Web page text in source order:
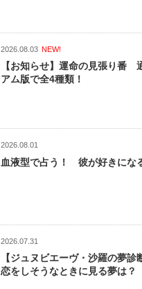
2026.08.03 NEW!
【お知らせ】運命の見張り番
アム版で全4種類！
2026.08.01
血液型で占う！ 彼が好きにな
2026.07.31
【ジュヌビエーヴ・沙羅の夢診
恋をしそうなときに見る夢は？